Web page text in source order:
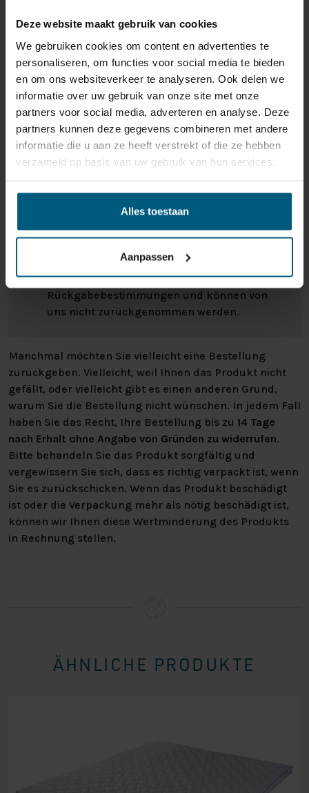
Deze website maakt gebruik van cookies
We gebruiken cookies om content en advertenties te
personaliseren, om functies voor social media te bieden
en om ons websiteverkeer te analyseren. Ook delen we
informatie over uw gebruik van onze site met onze
partners voor social media, adverteren en analyse. Deze
partners kunnen deze gegevens combineren met andere
informatie die u aan ze heeft verstrekt of die ze hebben
verzameld op basis van uw gebruik van hun services.
Alles toestaan
Aanpassen
auch die perfekte Obermatratze. Möchten Sie unser
persönliche Beratung oder haben Sie sonstige Fragen?
Dann sind Sie jederzeit in einer unserer Filialen
willkommen!
In der Übersicht auf der rechten Seite finden Sie alle
Spezifikationen. Sind Sie interessiert? Nehmen Sie für
Fragen oder Beratung Kontakt mit uns auf oder kommen
Sie in einem unserer Geschäfte vorbei!
ONS RETOURBELEID
Lattenroste, Obermatratzen und Boxspring-
Sets fallen NICHT unter die
Rückgabebestimmungen und können von
uns nicht zurückgenommen werden.
Manchmal möchten Sie vielleicht eine Bestellung
zurückgeben. Vielleicht, weil Ihnen das Produkt nicht
gefällt, oder vielleicht gibt es einen anderen Grund,
warum Sie die Bestellung nicht wünschen. In jedem Fall
haben Sie das Recht, Ihre Bestellung bis zu 14 Tage
nach Erhalt ohne Angabe von Gründen zu widerrufen.
Bitte behandeln Sie das Produkt sorgfältig und
vergewissern Sie sich, dass es richtig verpackt ist, wenn
Sie es zurückschicken. Wenn das Produkt beschädigt
ist oder die Verpackung mehr als nötig beschädigt ist,
können wir Ihnen diese Wertminderung des Produkts
in Rechnung stellen.
ÄHNLICHE PRODUKTE